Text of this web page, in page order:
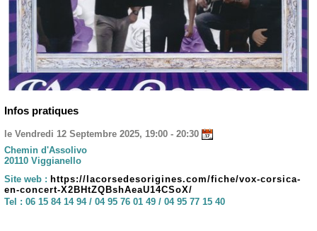
Infos pratiques
le Vendredi 12 Septembre 2025, 19:00 - 20:30
Chemin d'Assolivo
20110 Viggianello
Site web : https://lacorsedesorigines.com/fiche/vox-corsica-
en-concert-X2BHtZQBshAeaU14CSoX/
Tel : 06 15 84 14 94 / 04 95 76 01 49 / 04 95 77 15 40